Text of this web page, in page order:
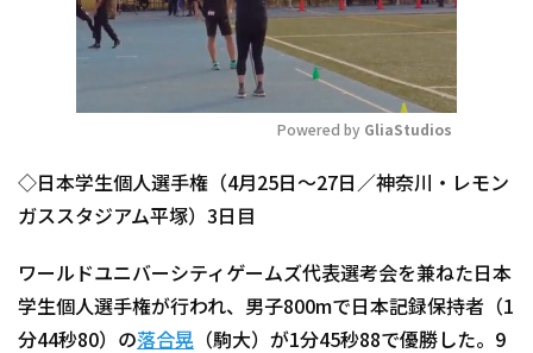
Mute
Powered by GliaStudios
◇日本学生個人選手権（4月25日～27日／神奈川・レモン
ガススタジアム平塚）3日目
ワールドユニバーシティゲームズ代表選考会を兼ねた日本
学生個人選手権が行われ、男子800mで日本記録保持者（1
分44秒80）の落合晃 （駒大）が1分45秒88で優勝した。9